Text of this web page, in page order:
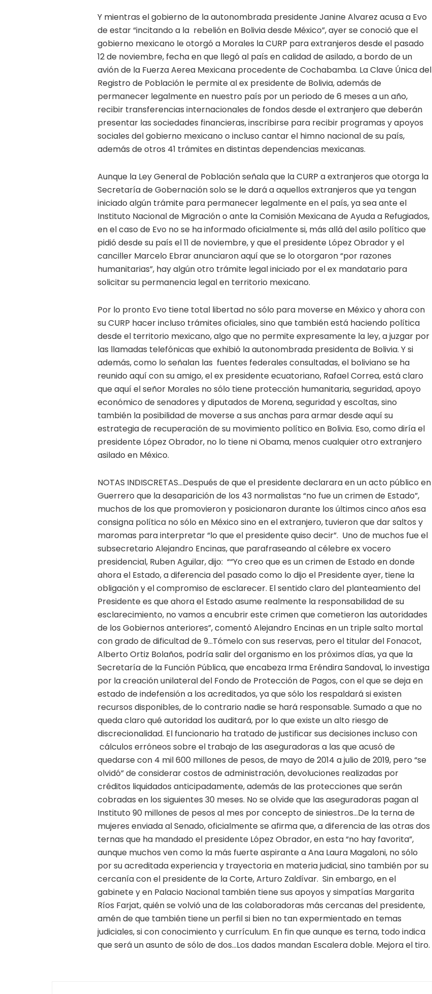
Y mientras el gobierno de la autonombrada presidente Janine Alvarez acusa a Evo
de estar “incitando a la rebelión en Bolivia desde México”, ayer se conoció que el
gobierno mexicano le otorgó a Morales la CURP para extranjeros desde el pasado
12 de noviembre, fecha en que llegó al país en calidad de asilado, a bordo de un
avión de la Fuerza Aerea Mexicana procedente de Cochabamba. La Clave Única del
Registro de Población le permite al ex presidente de Bolivia, además de
permanecer legalmente en nuestro país por un periodo de 6 meses a un año,
recibir transferencias internacionales de fondos desde el extranjero que deberán
presentar las sociedades financieras, inscribirse para recibir programas y apoyos
sociales del gobierno mexicano o incluso cantar el himno nacional de su país,
además de otros 41 trámites en distintas dependencias mexicanas.
Aunque la Ley General de Población señala que la CURP a extranjeros que otorga la
Secretaría de Gobernación solo se le dará a aquellos extranjeros que ya tengan
iniciado algún trámite para permanecer legalmente en el país, ya sea ante el
Instituto Nacional de Migración o ante la Comisión Mexicana de Ayuda a Refugiados,
en el caso de Evo no se ha informado oficialmente si, más allá del asilo político que
pidió desde su país el 11 de noviembre, y que el presidente López Obrador y el
canciller Marcelo Ebrar anunciaron aquí que se lo otorgaron “por razones
humanitarias”, hay algún otro trámite legal iniciado por el ex mandatario para
solicitar su permanencia legal en territorio mexicano.
Por lo pronto Evo tiene total libertad no sólo para moverse en México y ahora con
su CURP hacer incluso trámites oficiales, sino que también está haciendo política
desde el territorio mexicano, algo que no permite expresamente la ley, a juzgar por
las llamadas telefónicas que exhibió la autonombrada presidenta de Bolivia. Y si
además, como lo señalan las fuentes federales consultadas, el boliviano se ha
reunido aquí con su amigo, el ex presidente ecuatoriano, Rafael Correa, está claro
que aquí el señor Morales no sólo tiene protección humanitaria, seguridad, apoyo
económico de senadores y diputados de Morena, seguridad y escoltas, sino
también la posibilidad de moverse a sus anchas para armar desde aquí su
estrategia de recuperación de su movimiento político en Bolivia. Eso, como diría el
presidente López Obrador, no lo tiene ni Obama, menos cualquier otro extranjero
asilado en México.
NOTAS INDISCRETAS…Después de que el presidente declarara en un acto público en
Guerrero que la desaparición de los 43 normalistas “no fue un crimen de Estado”,
muchos de los que promovieron y posicionaron durante los últimos cinco años esa
consigna política no sólo en México sino en el extranjero, tuvieron que dar saltos y
maromas para interpretar “lo que el presidente quiso decir”. Uno de muchos fue el
subsecretario Alejandro Encinas, que parafraseando al célebre ex vocero
presidencial, Ruben Aguilar, dijo: ““Yo creo que es un crimen de Estado en donde
ahora el Estado, a diferencia del pasado como lo dijo el Presidente ayer, tiene la
obligación y el compromiso de esclarecer. El sentido claro del planteamiento del
Presidente es que ahora el Estado asume realmente la responsabilidad de su
esclarecimiento, no vamos a encubrir este crimen que cometieron las autoridades
de los Gobiernos anteriores”, comentó Alejandro Encinas en un triple salto mortal
con grado de dificultad de 9…Tómelo con sus reservas, pero el titular del Fonacot,
Alberto Ortiz Bolaños, podría salir del organismo en los próximos días, ya que la
Secretaría de la Función Pública, que encabeza Irma Eréndira Sandoval, lo investiga
por la creación unilateral del Fondo de Protección de Pagos, con el que se deja en
estado de indefensión a los acreditados, ya que sólo los respaldará si existen
recursos disponibles, de lo contrario nadie se hará responsable. Sumado a que no
queda claro qué autoridad los auditará, por lo que existe un alto riesgo de
discrecionalidad. El funcionario ha tratado de justificar sus decisiones incluso con
cálculos erróneos sobre el trabajo de las aseguradoras a las que acusó de
quedarse con 4 mil 600 millones de pesos, de mayo de 2014 a julio de 2019, pero “se
olvidó” de considerar costos de administración, devoluciones realizadas por
créditos liquidados anticipadamente, además de las protecciones que serán
cobradas en los siguientes 30 meses. No se olvide que las aseguradoras pagan al
Instituto 90 millones de pesos al mes por concepto de siniestros…De la terna de
mujeres enviada al Senado, oficialmente se afirma que, a diferencia de las otras dos
ternas que ha mandado el presidente López Obrador, en esta “no hay favorita”,
aunque muchos ven como la más fuerte aspirante a Ana Laura Magaloni, no sólo
por su acreditada experiencia y trayectoria en materia judicial, sino también por su
cercanía con el presidente de la Corte, Arturo Zaldívar. Sin embargo, en el
gabinete y en Palacio Nacional también tiene sus apoyos y simpatías Margarita
Ríos Farjat, quién se volvió una de las colaboradoras más cercanas del presidente,
amén de que también tiene un perfil si bien no tan expermientado en temas
judiciales, si con conocimiento y currículum. En fin que aunque es terna, todo indica
que será un asunto de sólo de dos…Los dados mandan Escalera doble. Mejora el tiro.